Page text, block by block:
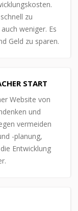
zu
weniger. Es
Geld zu sparen.
START
Website von
und
vermeiden
-planung,
Entwicklung